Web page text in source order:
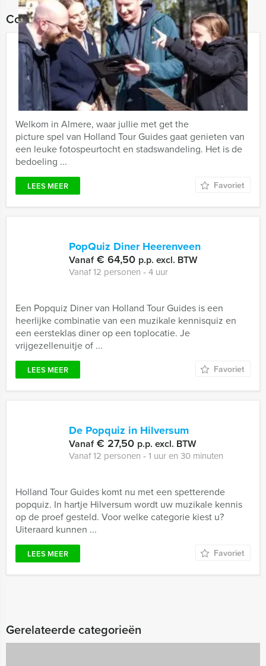
Combineer dit uitje met:
Get The Picture Almere
Vanaf€ 22,50 p.p. excl. BTW
Vanaf 12 personen ‐ 2 uur en 30 minuten
Welkom in Almere, waar jullie met get the
picture spel van Holland Tour Guides gaat genieten van
een leuke fotospeurtocht en stadswandeling. Het is de
bedoeling ...
LEES MEER Favoriet
PopQuiz Diner Heerenveen
Vanaf€ 64,50 p.p. excl. BTW
Vanaf 12 personen ‐ 4 uur
Een Popquiz Diner van Holland Tour Guides is een
heerlijke combinatie van een muzikale kennisquiz en
een eersteklas diner op een toplocatie. Je
vrijgezellenuitje of ...
LEES MEER Favoriet
De Popquiz in Hilversum
Vanaf€ 27,50 p.p. excl. BTW
Vanaf 12 personen ‐ 1 uur en 30 minuten
Holland Tour Guides komt nu met een spetterende
popquiz. In hartje Hilversum wordt uw muzikale kennis
op de proef gesteld. Voor welke categorie kiest u?
Uiteraard kunnen ...
LEES MEER Favoriet
Gerelateerde categorieën